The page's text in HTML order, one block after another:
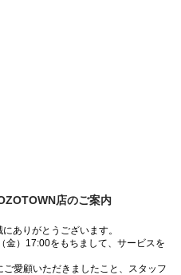
店のご案内
ありがとうございます。
金）17:00をもちまして、サービスを
愛顧いただきましたこと、スタッフ